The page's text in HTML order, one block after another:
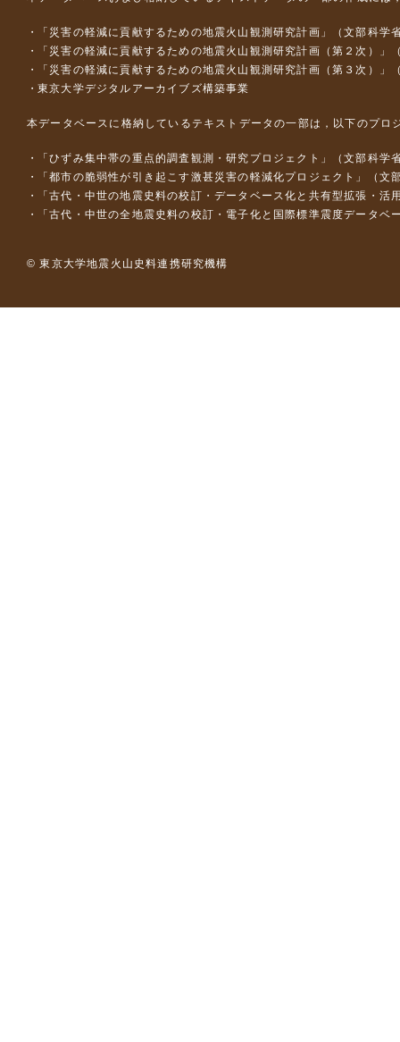
「災害の軽減に貢献するための地震火山観測研究計画」（文部科学
「災害の軽減に貢献するための地震火山観測研究計画（第２次）」
「災害の軽減に貢献するための地震火山観測研究計画（第３次）」
東京大学デジタルアーカイブズ構築事業
本データベースに格納しているテキストデータの一部は，以下のプロ
「ひずみ集中帯の重点的調査観測・研究プロジェクト」（文部科
「都市の脆弱性が引き起こす激甚災害の軽減化プロジェクト」（
「古代・中世の地震史料の校訂・データベース化と共有型拡張・
「古代・中世の全地震史料の校訂・電子化と国際標準震度データ
© 東京大学地震火山史料連携研究機構